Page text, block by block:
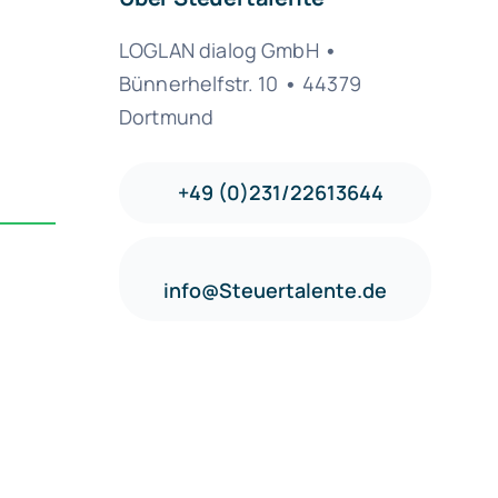
LOGLAN dialog GmbH •
Bünnerhelfstr. 10 • 44379
Dortmund
+49 (0)231/22613644
info@Steuertalente.de